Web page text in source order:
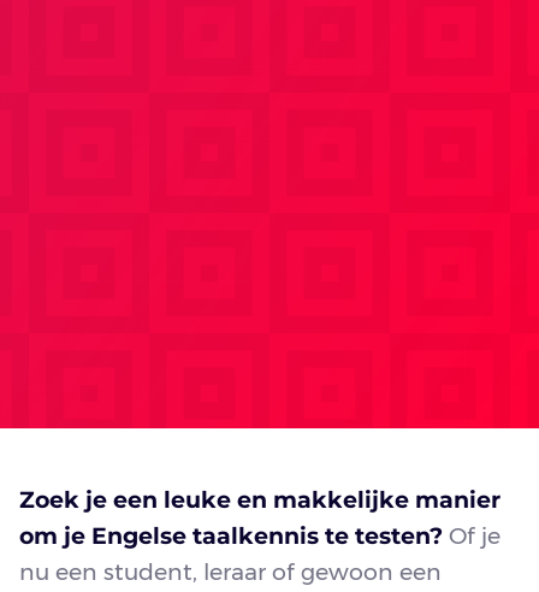
Zoek je een leuke en makkelijke manier
om je Engelse taalkennis te testen? Of je
nu een student, leraar of gewoon een